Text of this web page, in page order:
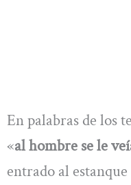
En palabras de los
«al hombre se le
entrado al